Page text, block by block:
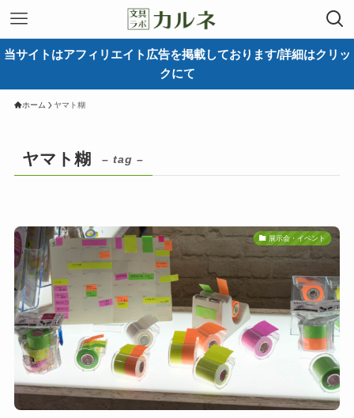
当サイトはアフィリエイト広告を掲載しております/詳細はクリッ
クにて
ホーム ヤマト糊
ヤマト糊 – tag –
展示会・イベント